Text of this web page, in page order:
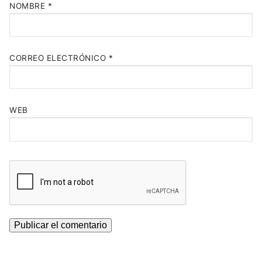
NOMBRE *
CORREO ELECTRÓNICO *
WEB